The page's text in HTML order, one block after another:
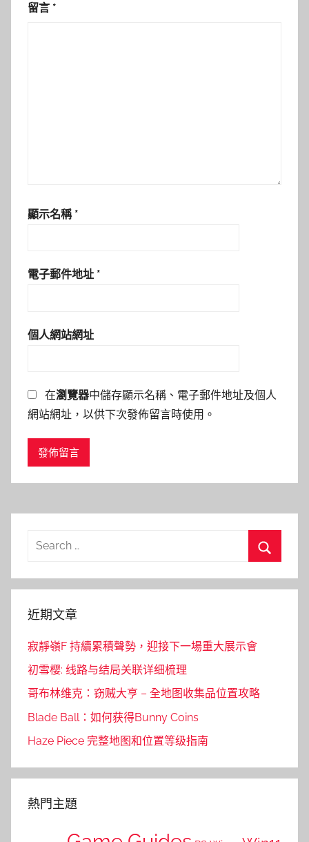
留言 *
顯示名稱 *
電子郵件地址 *
個人網站網址
在瀏覽器中儲存顯示名稱、電子郵件地址及個人
網站網址，以供下次發佈留言時使用。
Search
近期文章
寂靜嶺F 持續累積聲勢，迎接下一場重大展示會
初雪樱: 线路与结局关联详细梳理
哥布林维克：窃贼大亨 – 全地图收集品位置攻略
Blade Ball：如何获得Bunny Coins
Haze Piece 完整地图和位置等级指南
熱門主題